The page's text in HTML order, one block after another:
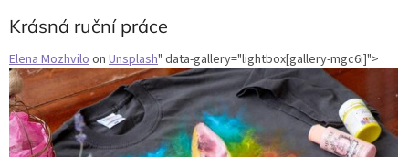
Krásná ruční práce
Elena Mozhviloon Unsplash" data-gallery="lightbox[gallery-mgc6i]">